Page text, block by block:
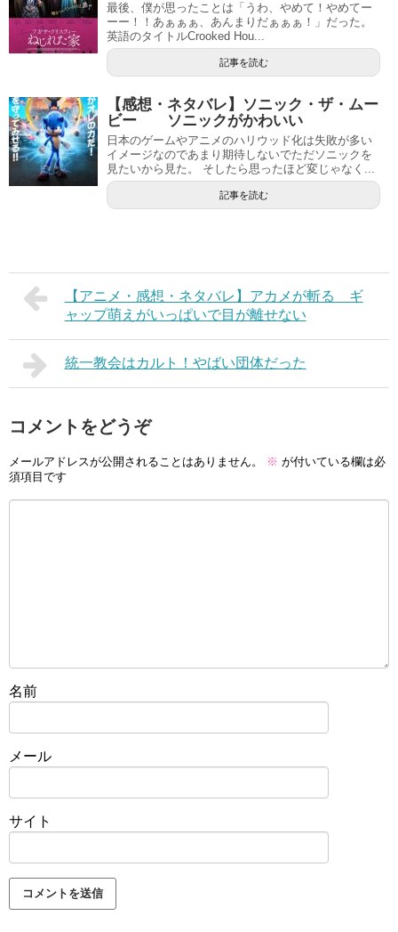
最後、僕が思ったことは「うわ、やめて！やめてー
ーー！！あぁぁぁ、あんまりだぁぁぁ！」だった。
英語のタイトルCrooked Hou...
記事を読む
【感想・ネタバレ】ソニック・ザ・ムー
ビー ソニックがかわいい
日本のゲームやアニメのハリウッド化は失敗が多い
イメージなのであまり期待しないでただソニックを
見たいから見た。 そしたら思ったほど変じゃなく...
記事を読む
【アニメ・感想・ネタバレ】アカメが斬る ギ
ャップ萌えがいっぱいで目が離せない
統一教会はカルト！やばい団体だった
コメントをどうぞ
メールアドレスが公開されることはありません。 ※ が付いている欄は必
須項目です
名前
メール
サイト